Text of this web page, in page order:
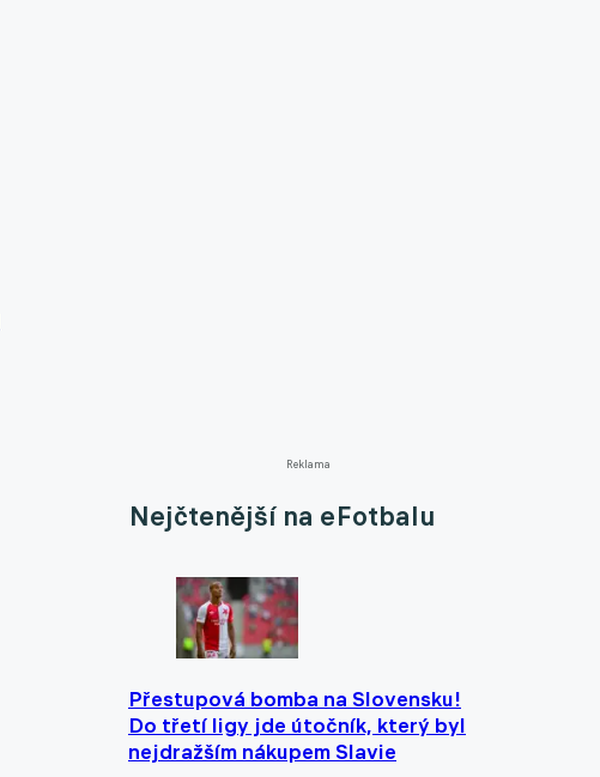
Reklama
Nejčtenější na eFotbalu
Přestupová bomba na Slovensku!
Do třetí ligy jde útočník, který byl
nejdražším nákupem Slavie